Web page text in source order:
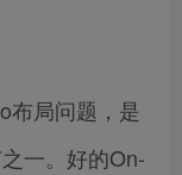
布局问题，是
一。好的On-